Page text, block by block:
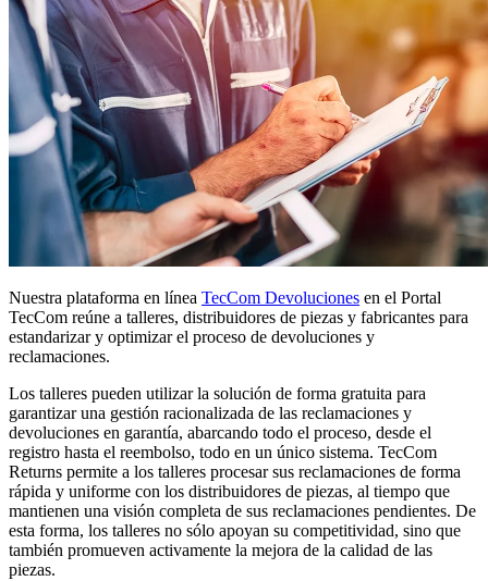
Nuestra plataforma en línea TecCom Devoluciones en el Portal
TecCom reúne a talleres, distribuidores de piezas y fabricantes para
estandarizar y optimizar el proceso de devoluciones y
reclamaciones.
Los talleres pueden utilizar la solución de forma gratuita para
garantizar una gestión racionalizada de las reclamaciones y
devoluciones en garantía, abarcando todo el proceso, desde el
registro hasta el reembolso, todo en un único sistema. TecCom
Returns permite a los talleres procesar sus reclamaciones de forma
rápida y uniforme con los distribuidores de piezas, al tiempo que
mantienen una visión completa de sus reclamaciones pendientes. De
esta forma, los talleres no sólo apoyan su competitividad, sino que
también promueven activamente la mejora de la calidad de las
piezas.